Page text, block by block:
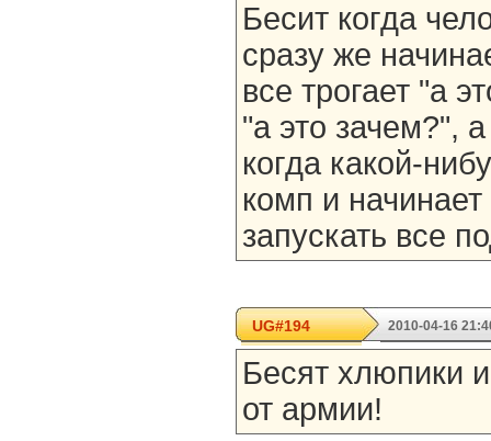
Бесит когда
сразу же
все трогает "а
"а это зачем?",
когда какой-
комп и
запускать все
UG#194 2010-04-16
Бесят хлюпики
от армии!